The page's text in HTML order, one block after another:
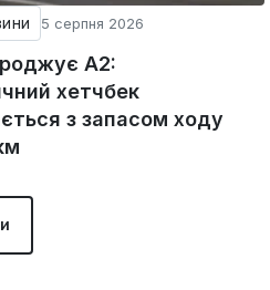
5 серпня 2026
A2:
хетчбек
з запасом ходу